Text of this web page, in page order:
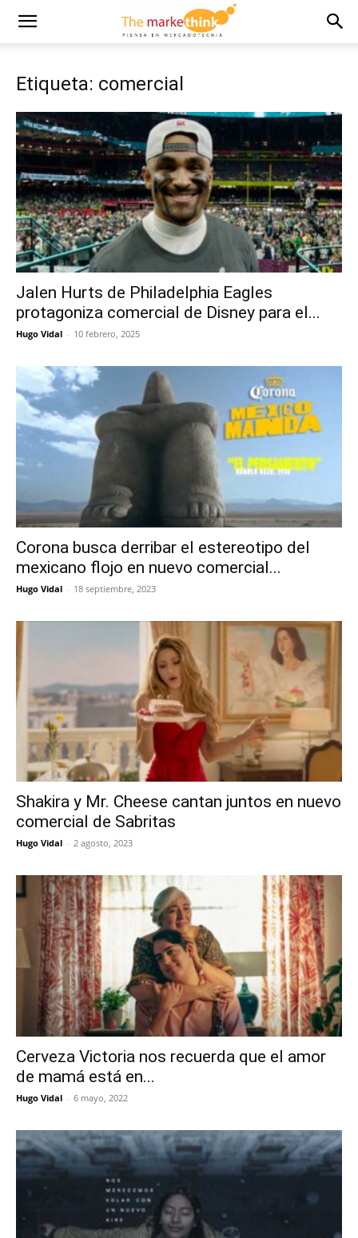
Etiqueta: comercial
Jalen Hurts de Philadelphia Eagles
protagoniza comercial de Disney para el...
Hugo Vidal - 10 febrero, 2025
Corona busca derribar el estereotipo del
mexicano flojo en nuevo comercial...
Hugo Vidal - 18 septiembre, 2023
Shakira y Mr. Cheese cantan juntos en nuevo
comercial de Sabritas
Hugo Vidal - 2 agosto, 2023
Cerveza Victoria nos recuerda que el amor
de mamá está en...
Hugo Vidal - 6 mayo, 2022